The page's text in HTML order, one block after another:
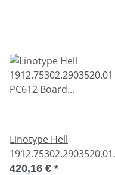
Linotype Hell
1912.75302.2903520.01
PC612 Board
420,16 € *